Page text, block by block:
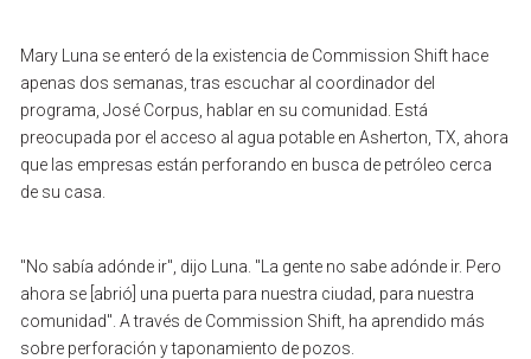
Mary Luna se enteró de la existencia de Commission Shift hace
apenas dos semanas, tras escuchar al coordinador del
programa, José Corpus, hablar en su comunidad. Está
preocupada por el acceso al agua potable en Asherton, TX, ahora
que las empresas están perforando en busca de petróleo cerca
de su casa.
"No sabía adónde ir", dijo Luna. "La gente no sabe adónde ir. Pero
ahora se [abrió] una puerta para nuestra ciudad, para nuestra
comunidad". A través de Commission Shift, ha aprendido más
sobre perforación ytaponamiento de pozos.